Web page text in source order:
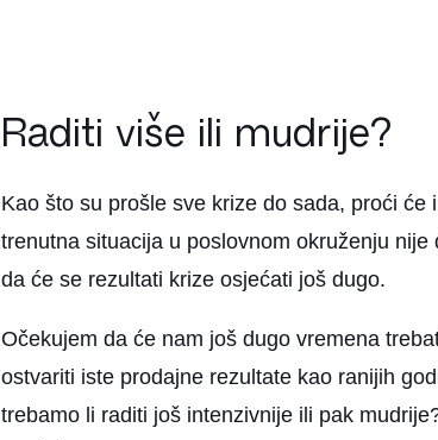
Raditi više ili mudrije?
Kao što su prošle sve krize do sada, proći će
trenutna situacija u poslovnom okruženju
da će se rezultati krize osjećati još dugo.
Očekujem da će nam još dugo vremena
ostvariti iste prodajne rezultate kao ranijih
trebamo li raditi još intenzivnije ili pak